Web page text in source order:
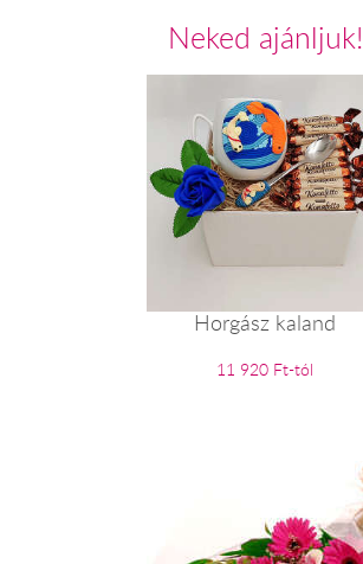
Neked ajánljuk!
Horgász kaland
11 920 Ft-tól